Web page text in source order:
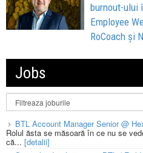
burnout-ului
Employee
RoCoach și
Jobs
BTL Account Manager Senior @
Rolul ăsta se măsoară în ce nu se
că... [detalii]